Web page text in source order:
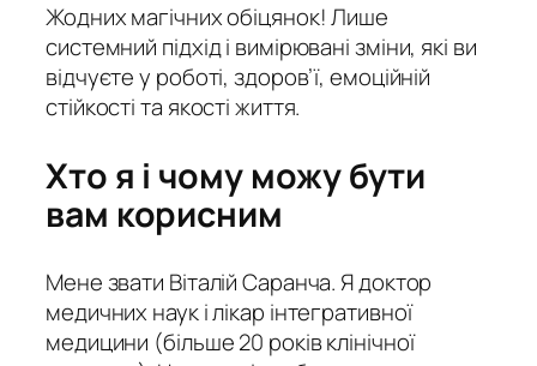
Жодних магічних обіцянок! Лише
системний підхід і вимірювані зміни, які ви
відчуєте у роботі, здоров’ї, емоційній
стійкості та якості життя.
Хто я і чому можу бути
вам корисним
Мене звати Віталій Саранча. Я доктор
медичних наук і лікар інтегративної
медицини (більше 20 років клінічної